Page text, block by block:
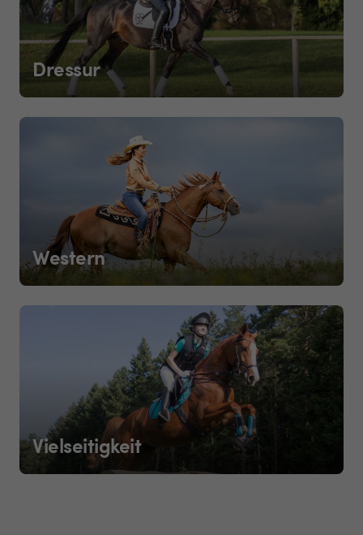
Dressur
Western
Vielseitigkeit